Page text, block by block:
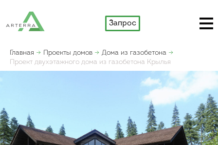
Запрос
Главная Проекты домов
Дома из газобетона
Проект двухэтажного дома из газобетона Крылья